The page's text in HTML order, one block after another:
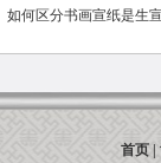
如何区分书画宣纸是生
首页|